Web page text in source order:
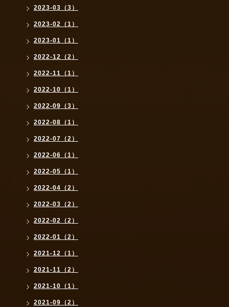
2023-03（3）
2023-02（1）
2023-01（1）
2022-12（2）
2022-11（1）
2022-10（1）
2022-09（3）
2022-08（1）
2022-07（2）
2022-06（1）
2022-05（1）
2022-04（2）
2022-03（2）
2022-02（2）
2022-01（2）
2021-12（1）
2021-11（2）
2021-10（1）
2021-09（2）